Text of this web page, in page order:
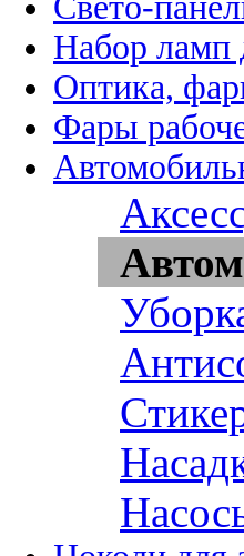
Набор ламп
Оптика,
Фары